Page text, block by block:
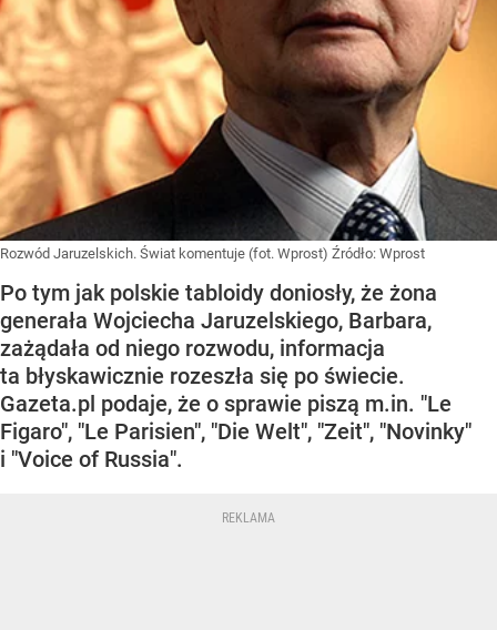
Rozwód Jaruzelskich. Świat komentuje (fot. Wprost) Źródło: Wprost
Po tym jak polskie tabloidy doniosły, że żona
generała Wojciecha Jaruzelskiego, Barbara,
zażądała od niego rozwodu, informacja
ta błyskawicznie rozeszła się po świecie.
Gazeta.pl podaje, że o sprawie piszą m.in. "Le
Figaro", "Le Parisien", "Die Welt", "Zeit", "Novinky"
i "Voice of Russia".